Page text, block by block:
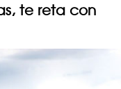
te reta con